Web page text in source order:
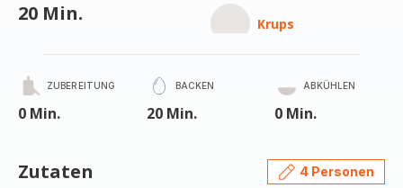
20 Min. Krups
ZUBEREITUNG
0 Min.
BACKEN
20 Min.
ABKÜHLEN
0 Min.
Zutaten 4 Personen